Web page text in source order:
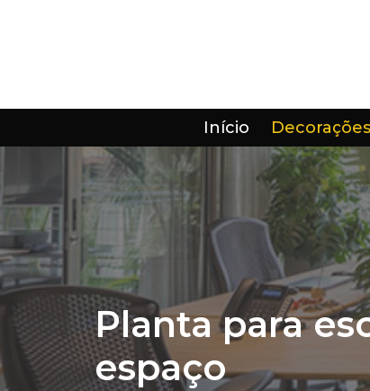
Início
Planta para
espaço